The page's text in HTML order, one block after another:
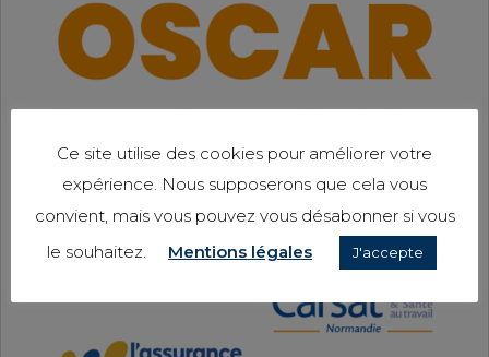
Ce site utilise des cookies pour améliorer votre
expérience. Nous supposerons que cela vous
convient, mais vous pouvez vous désabonner si vous
le souhaitez.
Mentions légales J'accepte